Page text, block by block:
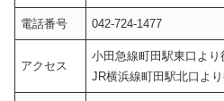
電話番号 042-724-1477
アクセス
小田急線町田駅東口より
JR横浜線町田駅北口よ